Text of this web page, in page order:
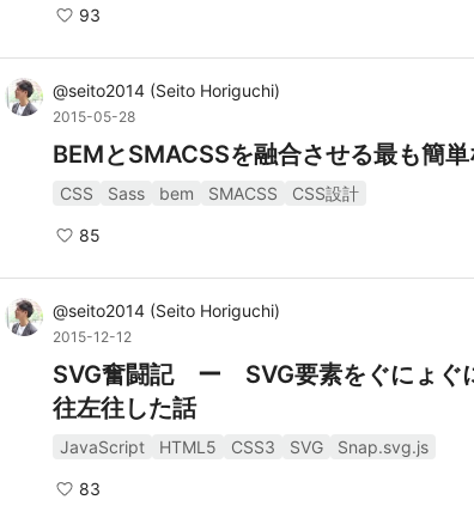
93
@seito2014 (Seito Horiguchi)
2015-05-28
BEMとSMACSSを融合させる最も簡
CSS Sass bem SMACSS CSS設計
85
@seito2014 (Seito Horiguchi)
2015-12-12
SVG奮闘記 ー SVG要素をぐにょぐ
往左往した話
JavaScript HTML5 CSS3 SVG Snap.svg.js
83